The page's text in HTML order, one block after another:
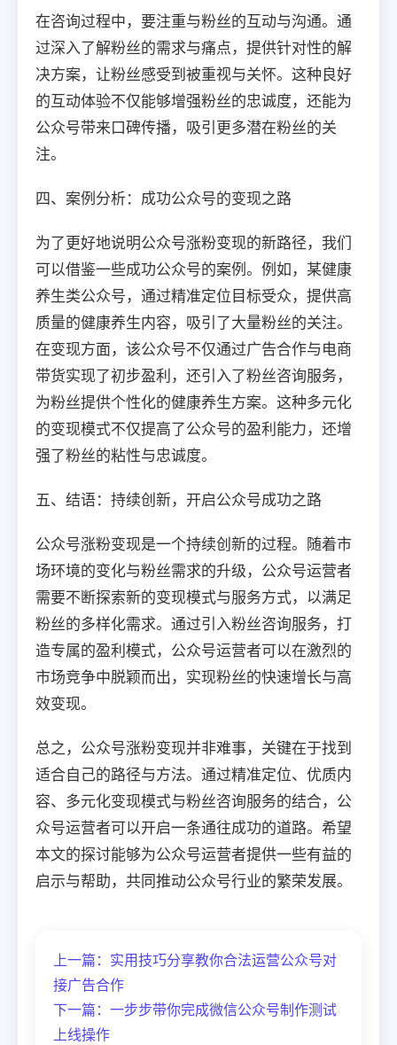
在咨询过程中，要注重与粉丝的互动与沟通。通
过深入了解粉丝的需求与痛点，提供针对性的解
决方案，让粉丝感受到被重视与关怀。这种良好
的互动体验不仅能够增强粉丝的忠诚度，还能为
公众号带来口碑传播，吸引更多潜在粉丝的关
注。
四、案例分析：成功公众号的变现之路
为了更好地说明公众号涨粉变现的新路径，我们
可以借鉴一些成功公众号的案例。例如，某健康
养生类公众号，通过精准定位目标受众，提供高
质量的健康养生内容，吸引了大量粉丝的关注。
在变现方面，该公众号不仅通过广告合作与电商
带货实现了初步盈利，还引入了粉丝咨询服务，
为粉丝提供个性化的健康养生方案。这种多元化
的变现模式不仅提高了公众号的盈利能力，还增
强了粉丝的粘性与忠诚度。
五、结语：持续创新，开启公众号成功之路
公众号涨粉变现是一个持续创新的过程。随着市
场环境的变化与粉丝需求的升级，公众号运营者
需要不断探索新的变现模式与服务方式，以满足
粉丝的多样化需求。通过引入粉丝咨询服务，打
造专属的盈利模式，公众号运营者可以在激烈的
市场竞争中脱颖而出，实现粉丝的快速增长与高
效变现。
总之，公众号涨粉变现并非难事，关键在于找到
适合自己的路径与方法。通过精准定位、优质内
容、多元化变现模式与粉丝咨询服务的结合，公
众号运营者可以开启一条通往成功的道路。希望
本文的探讨能够为公众号运营者提供一些有益的
启示与帮助，共同推动公众号行业的繁荣发展。
上一篇：实用技巧分享教你合法运营公众号对
接广告合作
下一篇：一步步带你完成微信公众号制作测试
上线操作